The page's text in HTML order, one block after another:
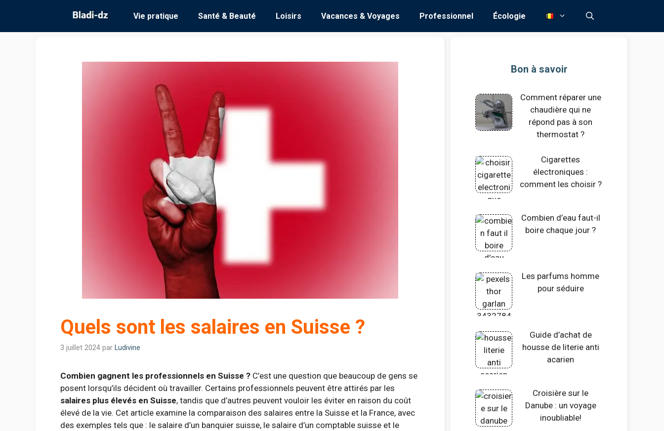
contenu
Vie pratique Santé & Beauté Loisirs Vacances & Voyages Professionnel Écologie
Quels sont les salaires en Suisse ?
3 juillet 2024 par Ludivine
Combien gagnent les professionnels en Suisse ? C’est une question que beaucoup de gens se
posent lorsqu’ils décident où travailler. Certains professionnels peuvent être attirés par les
salaires plus élevés en Suisse, tandis que d’autres peuvent vouloir les éviter en raison du coût
élevé de la vie. Cet article examine la comparaison des salaires entre la Suisse et la France, avec
des exemples tels que : le salaire d’un banquier suisse, le salaire d’un comptable suisse et le
Bon à savoir
Comment réparer une
chaudière qui ne
répond pas à son
thermostat ?
Cigarettes
électroniques :
comment les choisir ?
Combien d’eau faut-il
boire chaque jour ?
Les parfums homme
pour séduire
Guide d’achat de
housse de literie anti
acarien
Croisière sur le
Danube : un voyage
inoubliable!